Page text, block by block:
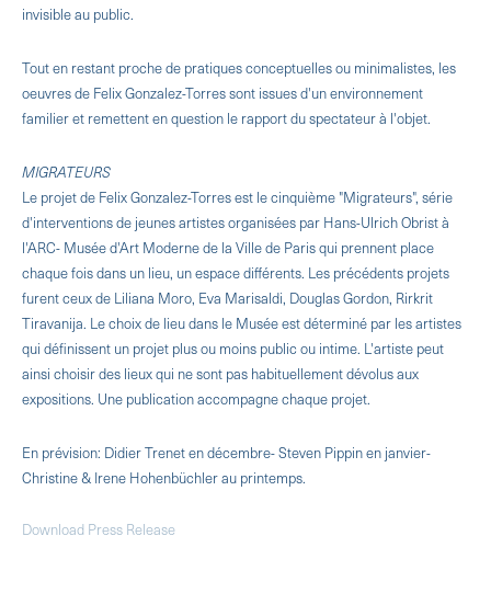
invisible au public.
Tout en restant proche de pratiques conceptuelles ou minimalistes, les
oeuvres de Felix Gonzalez-Torres sont issues d'un environnement
familier et remettent en question le rapport du spectateur à l'objet.
MIGRATEURS
Le projet de Felix Gonzalez-Torres est le cinquième "Migrateurs", série
d'interventions de jeunes artistes organisées par Hans-Ulrich Obrist à
l'ARC- Musée d'Art Moderne de la Ville de Paris qui prennent place
chaque fois dans un lieu, un espace différents. Les précédents projets
furent ceux de Liliana Moro, Eva Marisaldi, Douglas Gordon, Rirkrit
Tiravanija. Le choix de lieu dans le Musée est déterminé par les artistes
qui définissent un projet plus ou moins public ou intime. L'artiste peut
ainsi choisir des lieux qui ne sont pas habituellement dévolus aux
expositions. Une publication accompagne chaque projet.
En prévision: Didier Trenet en décembre- Steven Pippin en janvier-
Christine & Irene Hohenbüchler au printemps.
Download Press Release